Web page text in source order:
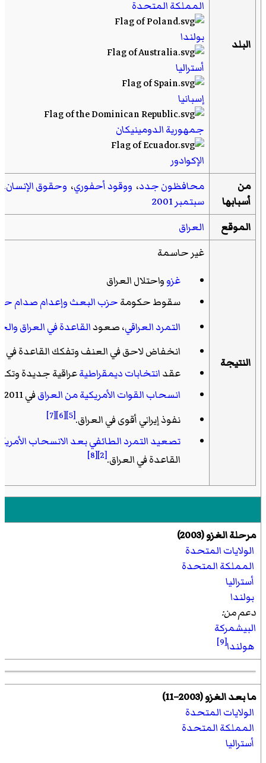
البلد
المملكة المتحدة
بولندا
أستراليا
إسبانيا
جمهورية الدومينيكان
الإكوادور
من
أسبابها
محافظون جدد، ووقود أحفوري، وحقوق الإنسان
سبتمبر 2001
الموقع
العراق
النتيجة
غير حاسمة
غزوواحتلال العراق
سقوط حكومةحزب البعثوإعدام صدام
التمرد العراقي، صعودالقاعدة في العراق
انخفاض لاحق في العنف وتفكك القاعدة في
عقدانتخابات ديمقراطيةعراقية جديدة
انسحاب القوات الأمريكية من العراقفي 2011.
نفوذ إيراني أقوى في العراق.[5]
[6]
[7]
تصعيد التمرد الطائفي بعد الانسحاب
القاعدة في العراق.[2]
[8]
مرحلة الغزو (2003)
الولايات المتحدة
المملكة المتحدة
أستراليا
بولندا
دعم من:
البيشمركة
هولندا[9]
ما بعد الغزو (2003–11)
الولايات المتحدة
المملكة المتحدة
أستراليا